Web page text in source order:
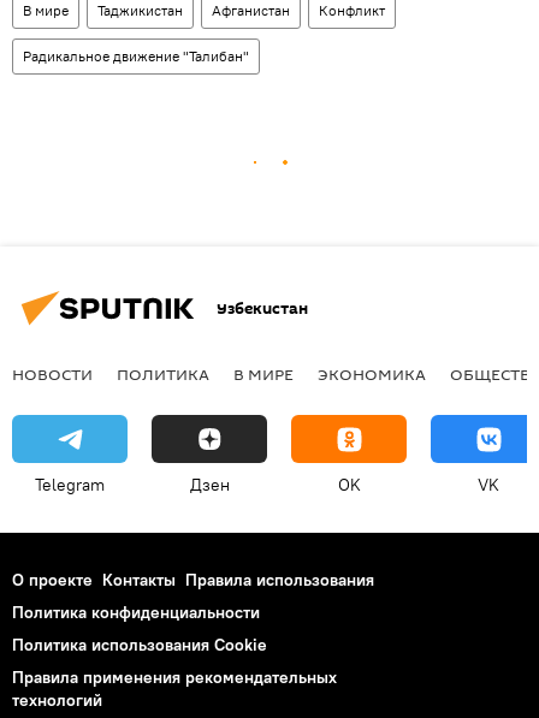
В мире Таджикистан Афганистан Конфликт
Радикальное движение "Талибан"
Узбекистан
НОВОСТИ ПОЛИТИКА В МИРЕ ЭКОНОМИКА
Telegram Дзен OK VK
О проекте Контакты Правила использования
Политика конфиденциальности
Политика использования Cookie
Правила применения рекомендательных
технологий